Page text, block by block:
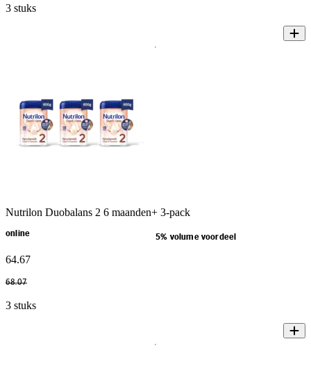
3 stuks
Nutrilon Duobalans 2 6 maanden+ 3-pack
online 5% volume voordeel
64.67
68.07
3 stuks